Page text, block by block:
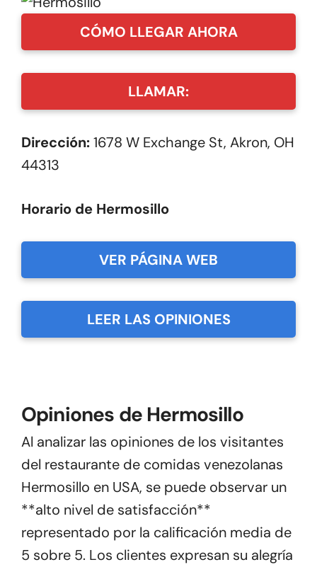
CÓMO LLEGAR AHORA
LLAMAR:
Dirección:1678 W Exchange St, Akron, OH
44313
Horario de Hermosillo
VER PÁGINA WEB
LEER LAS OPINIONES
Opiniones de Hermosillo
Al analizar las opiniones de los visitantes
del restaurante de comidas venezolanas
Hermosillo en USA, se puede observar un
**alto nivel de satisfacción**
representado por la calificación media de
5 sobre 5. Los clientes expresan su alegría